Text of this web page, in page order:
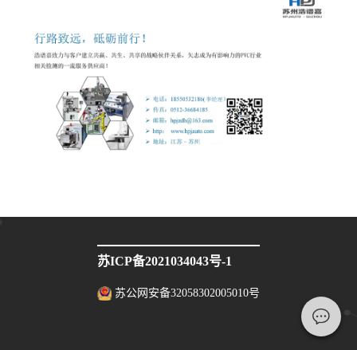
苏ICP备2021034043号-1
苏公网安备32058302005010号